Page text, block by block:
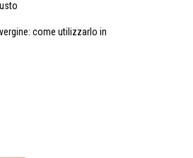
come utilizzarlo in